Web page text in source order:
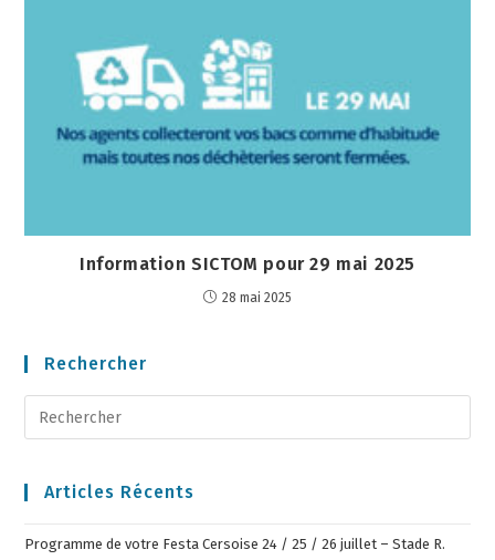
Information SICTOM pour 29 mai 2025
28 mai 2025
Rechercher
Articles Récents
Programme de votre Festa Cersoise 24 / 25 / 26 juillet – Stade R.